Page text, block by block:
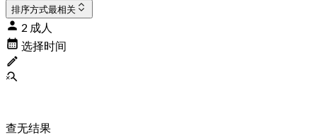
排序方式最相关
2 成人
选择时间
查无结果